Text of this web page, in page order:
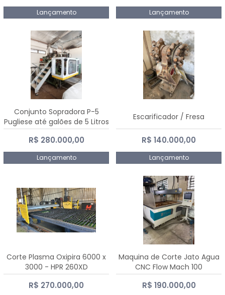
Lançamento Lançamento
Conjunto Sopradora P-5
Pugliese até galões de 5 Litros
R$ 280.000,00
Lançamento
Escarificador / Fresa
R$ 140.000,00
Lançamento
Corte Plasma Oxipira 6000 x
3000 - HPR 260XD
R$ 270.000,00
Maquina de Corte Jato Agua
CNC Flow Mach 100
R$ 190.000,00